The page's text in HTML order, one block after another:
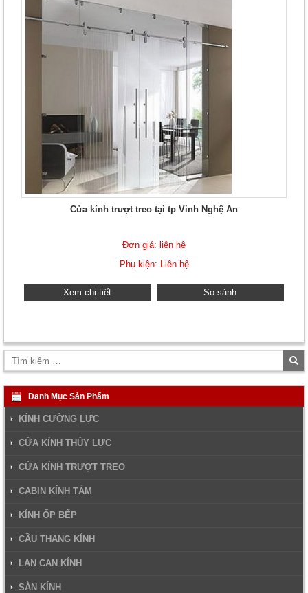
Cửa kính trượt treo tại tp Vinh Nghệ An
Đơn giá: liên hệ
Phụ kiện: Liên hệ
Xem chi tiết So sánh
Danh Mục Sản Phẩm
KÍNH CƯỜNG LỰC
CỬA KÍNH THỦY LỰC
CỬA KÍNH TRƯỢT TREO
CABIN KÍNH TẮM
KÍNH ỐP BẾP
CẦU THANG KÍNH
LAN CAN KÍNH
SÀN KÍNH